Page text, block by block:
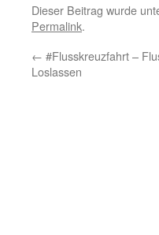
Dieser Beitrag wurde
Permalink.
← #Flusskreuzfahrt –
Loslassen